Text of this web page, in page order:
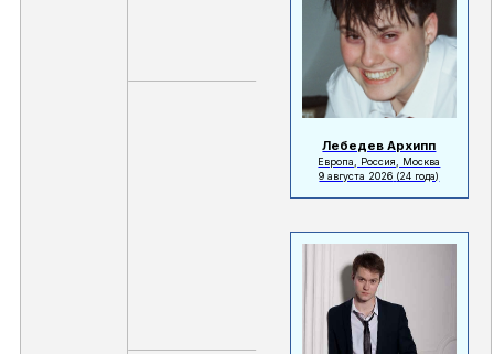
Лебедев Архипп
Европа, Россия, Москва
9 августа 2026 (24 года)